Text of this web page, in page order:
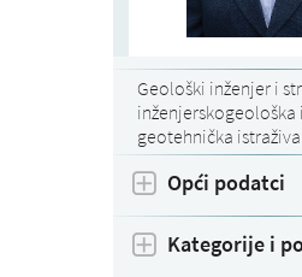
Geološki inženjer i
inženjerskogeološka i
geotehnička
Opći podatci
Kategorije i